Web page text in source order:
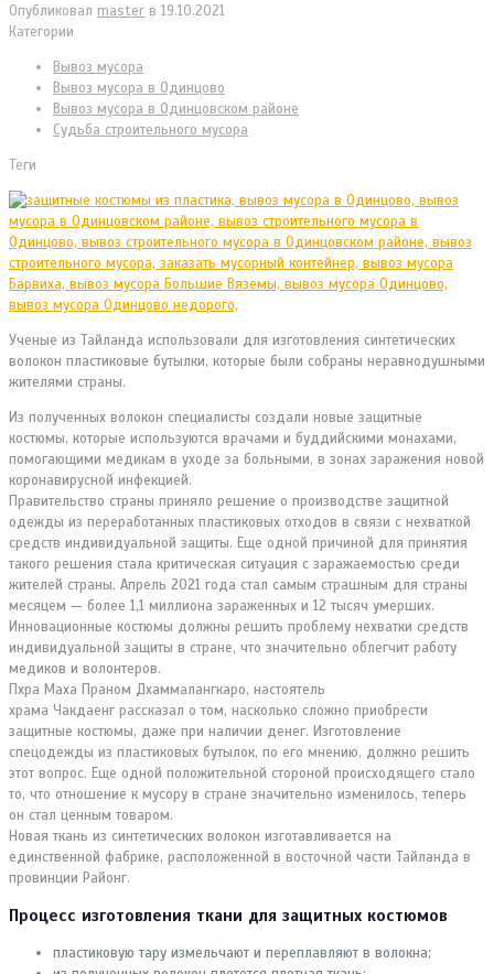
Опубликовал master в 19.10.2021
Категории
Вывоз мусора
Вывоз мусора в Одинцово
Вывоз мусора в Одинцовском районе
Судьба строительного мусора
Теги
Ученые из Тайланда использовали для изготовления синтетических
волокон пластиковые бутылки, которые были собраны неравнодушными
жителями страны.
Из полученных волокон специалисты создали новые защитные
костюмы, которые используются врачами и буддийскими монахами,
помогающими медикам в уходе за больными, в зонах заражения новой
коронавирусной инфекцией.
Правительство страны приняло решение о производстве защитной
одежды из переработанных пластиковых отходов в связи с нехваткой
средств индивидуальной защиты. Еще одной причиной для принятия
такого решения стала критическая ситуация с заражаемостью среди
жителей страны. Апрель 2021 года стал самым страшным для страны
месяцем — более 1,1 миллиона зараженных и 12 тысяч умерших.
Инновационные костюмы должны решить проблему нехватки средств
индивидуальной защиты в стране, что значительно облегчит работу
медиков и волонтеров.
Пхра Маха Праном Дхаммалангкаро, настоятель
храма Чакдаенг рассказал о том, насколько сложно приобрести
защитные костюмы, даже при наличии денег. Изготовление
спецодежды из пластиковых бутылок, по его мнению, должно решить
этот вопрос. Еще одной положительной стороной происходящего стало
то, что отношение к мусору в стране значительно изменилось, теперь
он стал ценным товаром.
Новая ткань из синтетических волокон изготавливается на
единственной фабрике, расположенной в восточной части Тайланда в
провинции Районг.
Процесс изготовления ткани для защитных костюмов
пластиковую тару измельчают и переплавляют в волокна;